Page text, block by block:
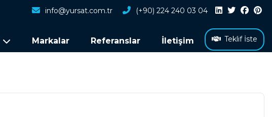
info@yursat.com.tr (+90) 224 240 03 04
Markalar Referanslar İletişim Teklif İste